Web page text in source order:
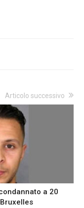
Articolo successivo
a 20